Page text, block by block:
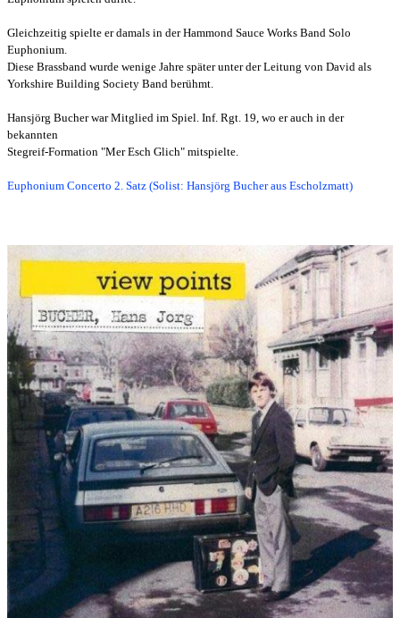
Gleichzeitig spielte er damals in der Hammond Sauce Works Band Solo
Euphonium.
Diese Brassband wurde wenige Jahre später unter der Leitung von David als
Yorkshire Building Society Band berühmt.
Hansjörg Bucher war Mitglied im Spiel. Inf. Rgt. 19, wo er auch in der
bekannten
Stegreif-Formation "Mer Esch Glich" mitspielte.
Euphonium Concerto 2. Satz (Solist: Hansjörg Bucher aus Escholzmatt)